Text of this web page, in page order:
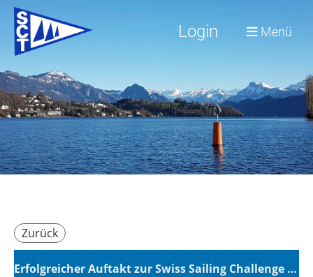
Login Menü
Zurück
Erfolgreicher Auftakt zur Swiss Sailing Challenge League 2026